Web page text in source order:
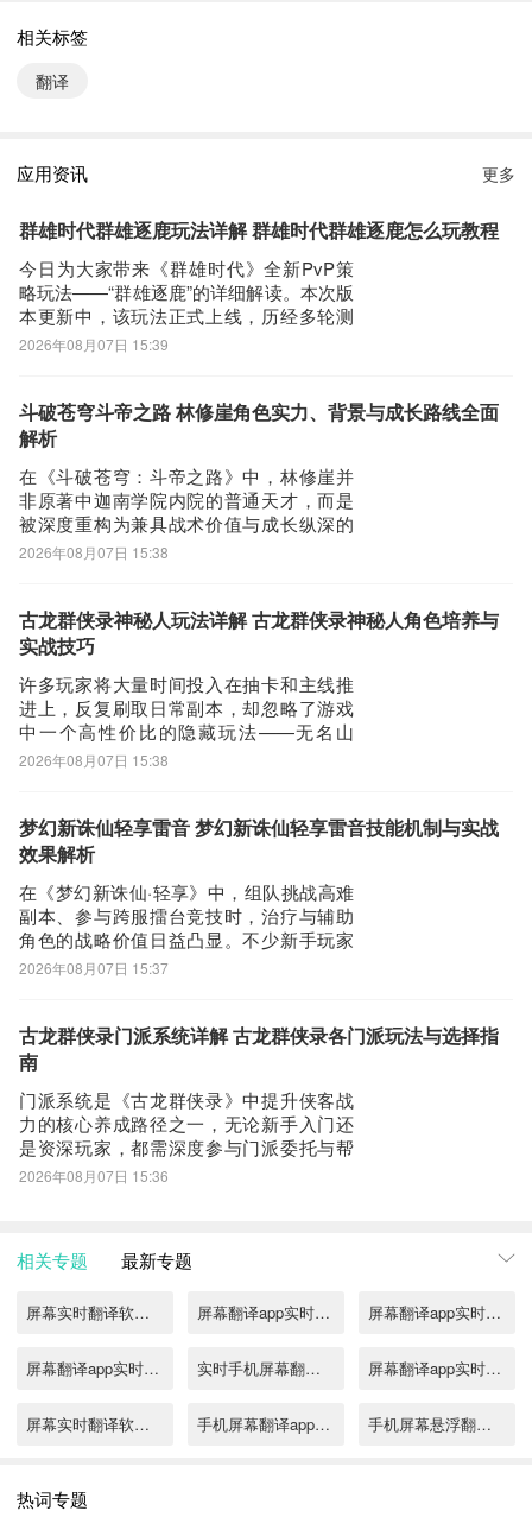
翻译下载安装或者最新屏幕翻译APP下载。然后点击搜索，我们可以
看到搜索结果罗列出来，里面都是有屏幕翻译下载的相关信息下载网
第三步：
提供了屏幕翻译的下载链接，有安全下载和普通下载，能选择安全的
最好还是选择安全下载
第四步：
接着网页提示有下载内容，这时我们不用更改文件名，至于文件保存
路径根据个人喜爱可改可不改，这边小编选择默认路径。单击确定，
步：
回到手机桌面就可以看到已经安装好的最新屏幕翻译1.0.2，点击屏
幕翻译APP图标进入欢迎页就可以开始使用了
相关标签
翻译
应用资讯 更多
群雄时代群雄逐鹿玩法详解 群雄时代群雄逐鹿怎么玩教程
今日为大家带来《群雄时代》全新PvP策
略玩法——“群雄逐鹿”的详细解读。本次版
本更新中，该玩法正式上线，历经多轮测
试与迭代优化，官方结合大量玩家反馈，
趋公平、策略性更强、成长路径更清晰。
该玩法在主题篇章开启期间全程开放，参
2026年08月07日 15:39
斗破苍穹斗帝之路 林修崖角色实力、背景与成长路线全面
解析
在《斗破苍穹：斗帝之路》中，林修崖并
非原著中迦南学院内院的普通天才，而是
被深度重构为兼具战术价值与成长纵深的
核心战力角色。他与主角萧炎之间的情感
强度的关键支点。本期内容将系统解析其
角色定位、技能逻辑、获取路径及实战适
2026年08月07日 15:38
古龙群侠录神秘人玩法详解 古龙群侠录神秘人角色培养与
实战技巧
许多玩家将大量时间投入在抽卡和主线推
进上，反复刷取日常副本，却忽略了游戏
中一个高性价比的隐藏玩法——无名山
洞。该秘境无需充值即可进入，不仅承载
降低角色培养门槛。下面为大家详细梳理
进入路径与高效探索方法。开启无名山洞
2026年08月07日 15:38
梦幻新诛仙轻享雷音 梦幻新诛仙轻享雷音技能机制与实战
效果解析
在《梦幻新诛仙·轻享》中，组队挑战高难
副本、参与跨服擂台竞技时，治疗与辅助
角色的战略价值日益凸显。不少新手玩家
初入游戏便关注“雷音”职业的实战表现——
厘清其所属门派与定位：雷音是天音寺门
下两大核心流派之一，以电系功法为根
2026年08月07日 15:37
古龙群侠录门派系统详解 古龙群侠录各门派玩法与选择指
南
门派系统是《古龙群侠录》中提升侠客战
力的核心养成路径之一，无论新手入门还
是资深玩家，都需深度参与门派委托与帮
会门派两大模块。掌握其中机制，可显著
获取专属武学秘籍的每日稳定来源。进入
2026年08月07日 15:36
相关专题 最新专题
屏幕实时翻译软件推荐 屏幕翻译app实时翻译有哪些 屏幕翻译app实时翻译推荐
屏幕翻译app实时翻译合集 实时手机屏幕翻译软件有哪些 屏幕翻译app实时翻译免费推荐
屏幕实时翻译软件分享 手机屏幕翻译app实时翻译有哪些2022 手机屏幕悬浮翻译app2022
热词专题